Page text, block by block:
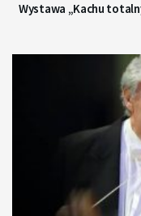
Wystawa „Kachu